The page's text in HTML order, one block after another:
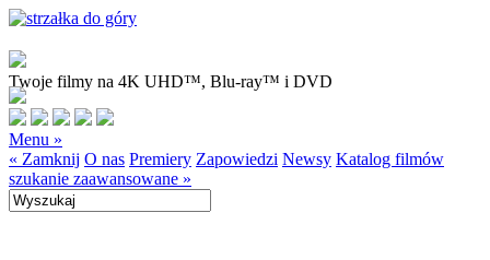
Twoje filmy na 4K UHD™, Blu-ray™ i DVD
Menu »
« Zamknij O nas Premiery Zapowiedzi Newsy Katalog filmów
szukanie zaawansowane »